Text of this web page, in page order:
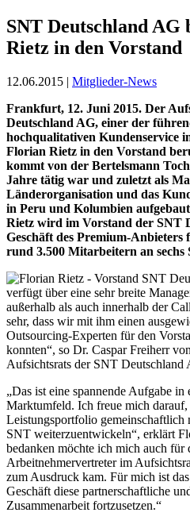
SNT Deutschland
Rietz in den Vorstand
12.06.2015 | Mitglieder-News
Frankfurt, 12. Juni 2015. Der
Deutschland AG, einer der
hochqualitativen Kundenservice
Florian Rietz in den Vorstand
kommt von der Bertelsmann
Jahre tätig war und zuletzt als
Länderorganisation und das
in Peru und Kolumbien
Rietz wird im Vorstand der SNT
Geschäft des Premium-
rund 3.500 Mitarbeitern an
verfügt über eine sehr breite
außerhalb als auch innerhalb der
sehr, dass wir mit ihm einen
Outsourcing-Experten für den
konnten“, so Dr. Caspar Freiherr
Aufsichtsrats der SNT Deutschland
„Das ist eine spannende Aufgabe in
Marktumfeld. Ich freue mich
Leistungsportfolio gemeinschaftlich
SNT weiterzuentwickeln“, erklärt
bedanken möchte ich mich auch für
Arbeitnehmervertreter im
zum Ausdruck kam. Für mich ist
Geschäft diese partnerschaftliche
Zusammenarbeit fortzusetzen.“